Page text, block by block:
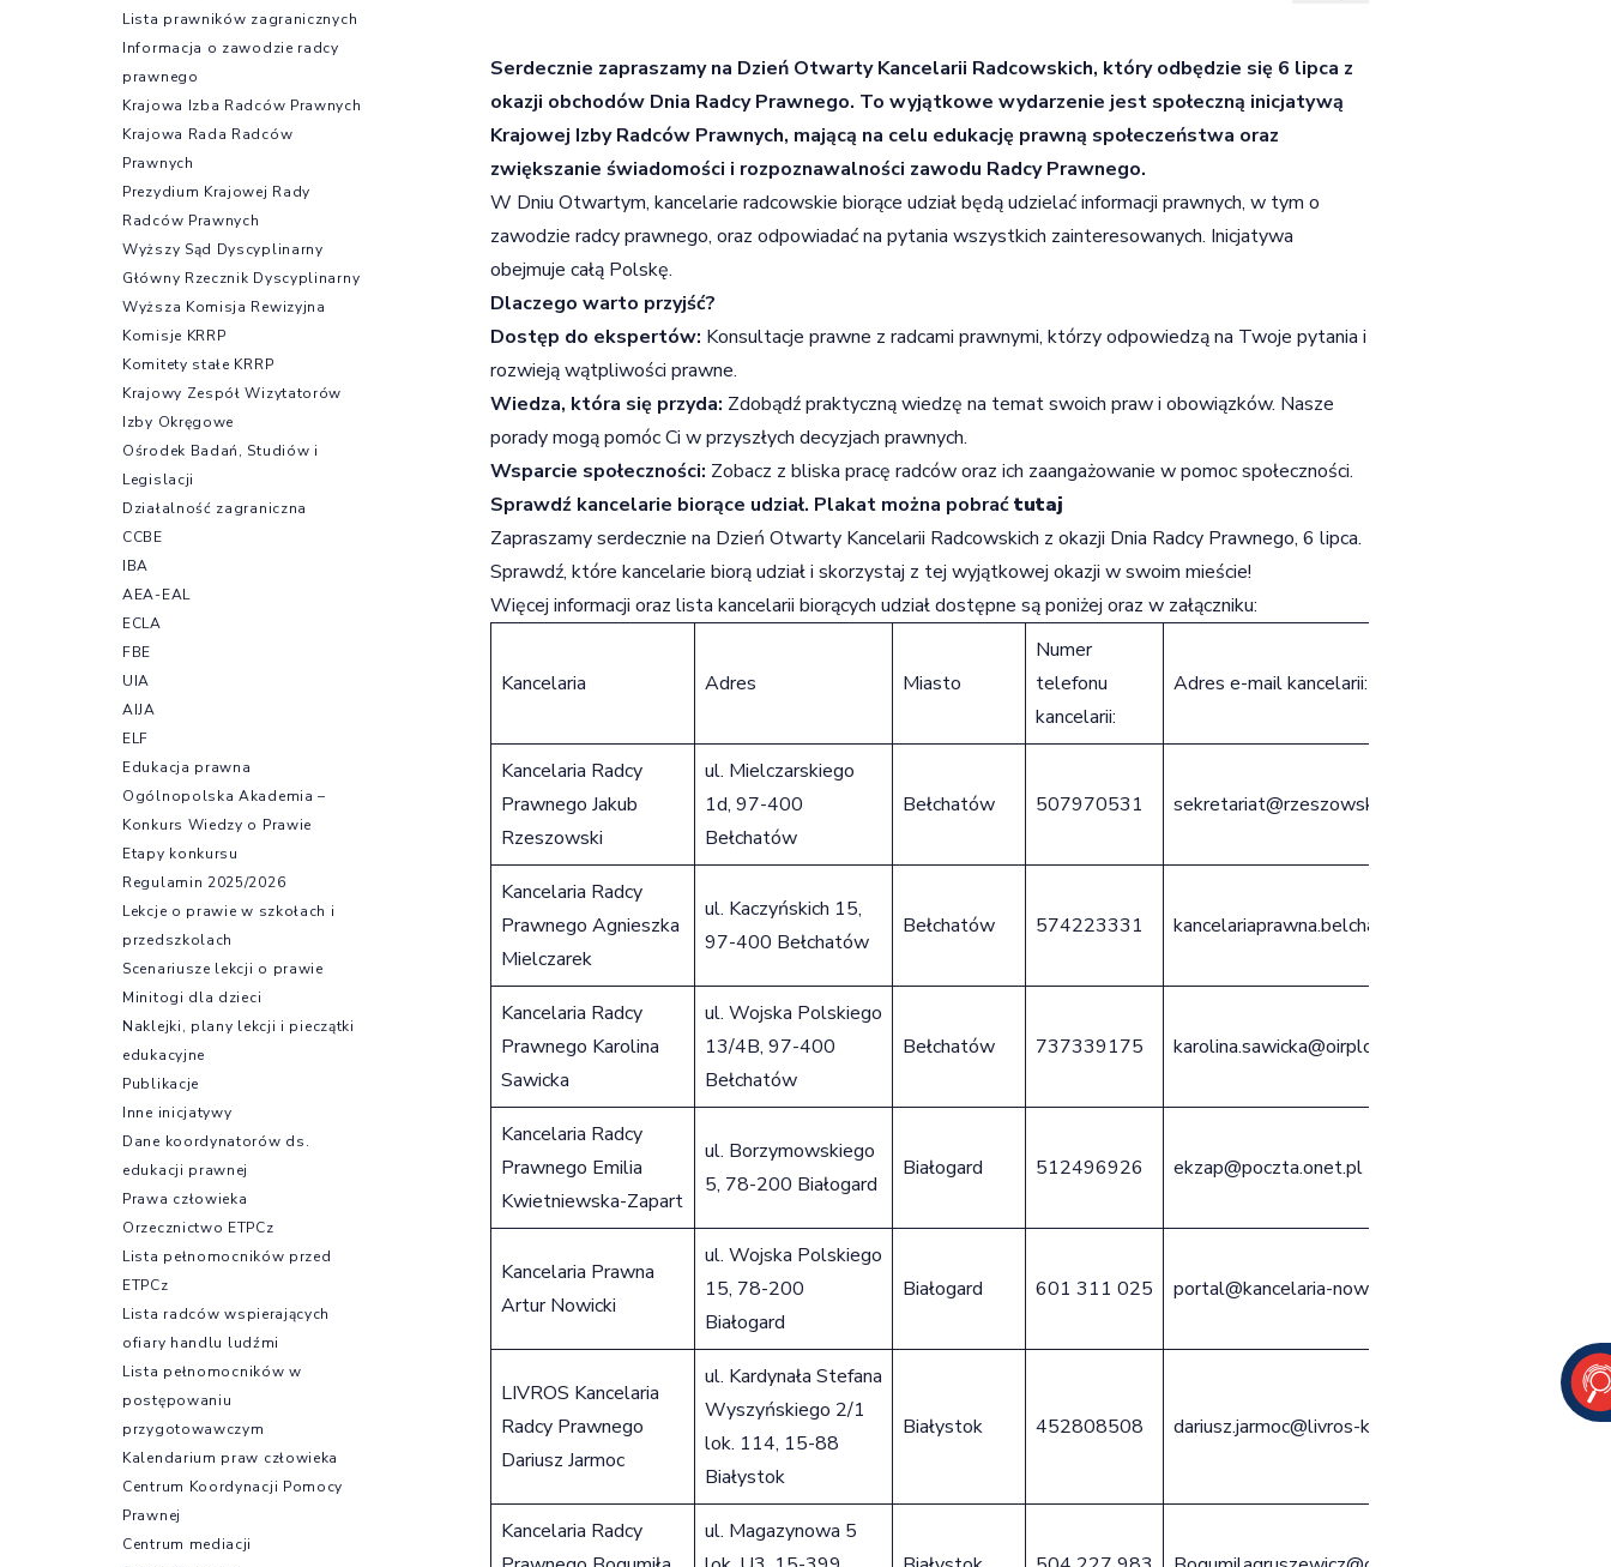
Serdecznie zapraszamy na Dzień Otwarty Kancelarii Radcowskich, który odbędzie się 6 lipca z
okazji obchodów Dnia Radcy Prawnego. To wyjątkowe wydarzenie jest społeczną inicjatywą
Krajowej Izby Radców Prawnych, mającą na celu edukację prawną społeczeństwa oraz
zwiększanie świadomości i rozpoznawalności zawodu Radcy Prawnego.
W Dniu Otwartym, kancelarie radcowskie biorące udział będą udzielać informacji prawnych, w tym o
zawodzie radcy prawnego, oraz odpowiadać na pytania wszystkich zainteresowanych. Inicjatywa
obejmuje całą Polskę.
Dlaczego warto przyjść?
Dostęp do ekspertów: Konsultacje prawne z radcami prawnymi, którzy odpowiedzą na Twoje pytania i
rozwieją wątpliwości prawne.
Wiedza, która się przyda: Zdobądź praktyczną wiedzę na temat swoich praw i obowiązków. Nasze
porady mogą pomóc Ci w przyszłych decyzjach prawnych.
Wsparcie społeczności: Zobacz z bliska pracę radców oraz ich zaangażowanie w pomoc społeczności.
Sprawdź kancelarie biorące udział. Plakat można pobraćtutaj
Zapraszamy serdecznie na Dzień Otwarty Kancelarii Radcowskich z okazji Dnia Radcy Prawnego, 6 lipca.
Sprawdź, które kancelarie biorą udział i skorzystaj z tej wyjątkowej okazji w swoim mieście!
Więcej informacji oraz lista kancelarii biorących udział dostępne są poniżej oraz w załączniku:
Kancelaria Adres Miasto
Numer
telefonu
kancelarii:
Adres e-mail kancelarii:
Kancelaria Radcy
Prawnego Jakub
Rzeszowski
ul. Mielczarskiego
1d, 97-400
Bełchatów
Bełchatów 507970531 sekretariat@rzeszowski-kancelaria.pl
Kancelaria Radcy
Prawnego Agnieszka
Mielczarek
ul. Kaczyńskich 15,
97-400 Bełchatów
Bełchatów 574223331 kancelariaprawna.belchatow@gmail.com
Kancelaria Radcy
Prawnego Karolina
Sawicka
ul. Wojska Polskiego
13/4B, 97-400
Bełchatów
Bełchatów 737339175 karolina.sawicka@oirplodz.pl
Kancelaria Radcy
Prawnego Emilia
Kwietniewska-Zapart
ul. Borzymowskiego
5, 78-200 Białogard
Białogard 512496926 ekzap@poczta.onet.pl
Kancelaria Prawna
Artur Nowicki
ul. Wojska Polskiego
15, 78-200
Białogard
Białogard 601 311 025 portal@kancelaria-nowicki.pl
LIVROS Kancelaria
Radcy Prawnego
Dariusz Jarmoc
ul. Kardynała Stefana
Wyszyńskiego 2/1
lok. 114, 15-88
Białystok
Białystok 452808508 dariusz.jarmoc@livros-kancelaria.pl
Kancelaria Radcy
ul. Magazynowa 5
Lista prawników zagranicznych
Informacja o zawodzie radcy
prawnego
Krajowa Izba Radców Prawnych
Krajowa Rada Radców
Prawnych
Prezydium Krajowej Rady
Radców Prawnych
Wyższy Sąd Dyscyplinarny
Główny Rzecznik Dyscyplinarny
Wyższa Komisja Rewizyjna
Komisje KRRP
Komitety stałe KRRP
Krajowy Zespół Wizytatorów
Izby Okręgowe
Ośrodek Badań, Studiów i
Legislacji
Działalność zagraniczna
CCBE
IBA
AEA-EAL
ECLA
FBE
UIA
AIJA
ELF
Edukacja prawna
Ogólnopolska Akademia –
Konkurs Wiedzy o Prawie
Etapy konkursu
Regulamin 2025/2026
Lekcje o prawie w szkołach i
przedszkolach
Scenariusze lekcji o prawie
Minitogi dla dzieci
Naklejki, plany lekcji i pieczątki
edukacyjne
Publikacje
Inne inicjatywy
Dane koordynatorów ds.
edukacji prawnej
Prawa człowieka
Orzecznictwo ETPCz
Lista pełnomocników przed
ETPCz
Lista radców wspierających
ofiary handlu ludźmi
Lista pełnomocników w
postępowaniu
przygotowawczym
Kalendarium praw człowieka
Centrum Koordynacji Pomocy
Prawnej
Centrum mediacji